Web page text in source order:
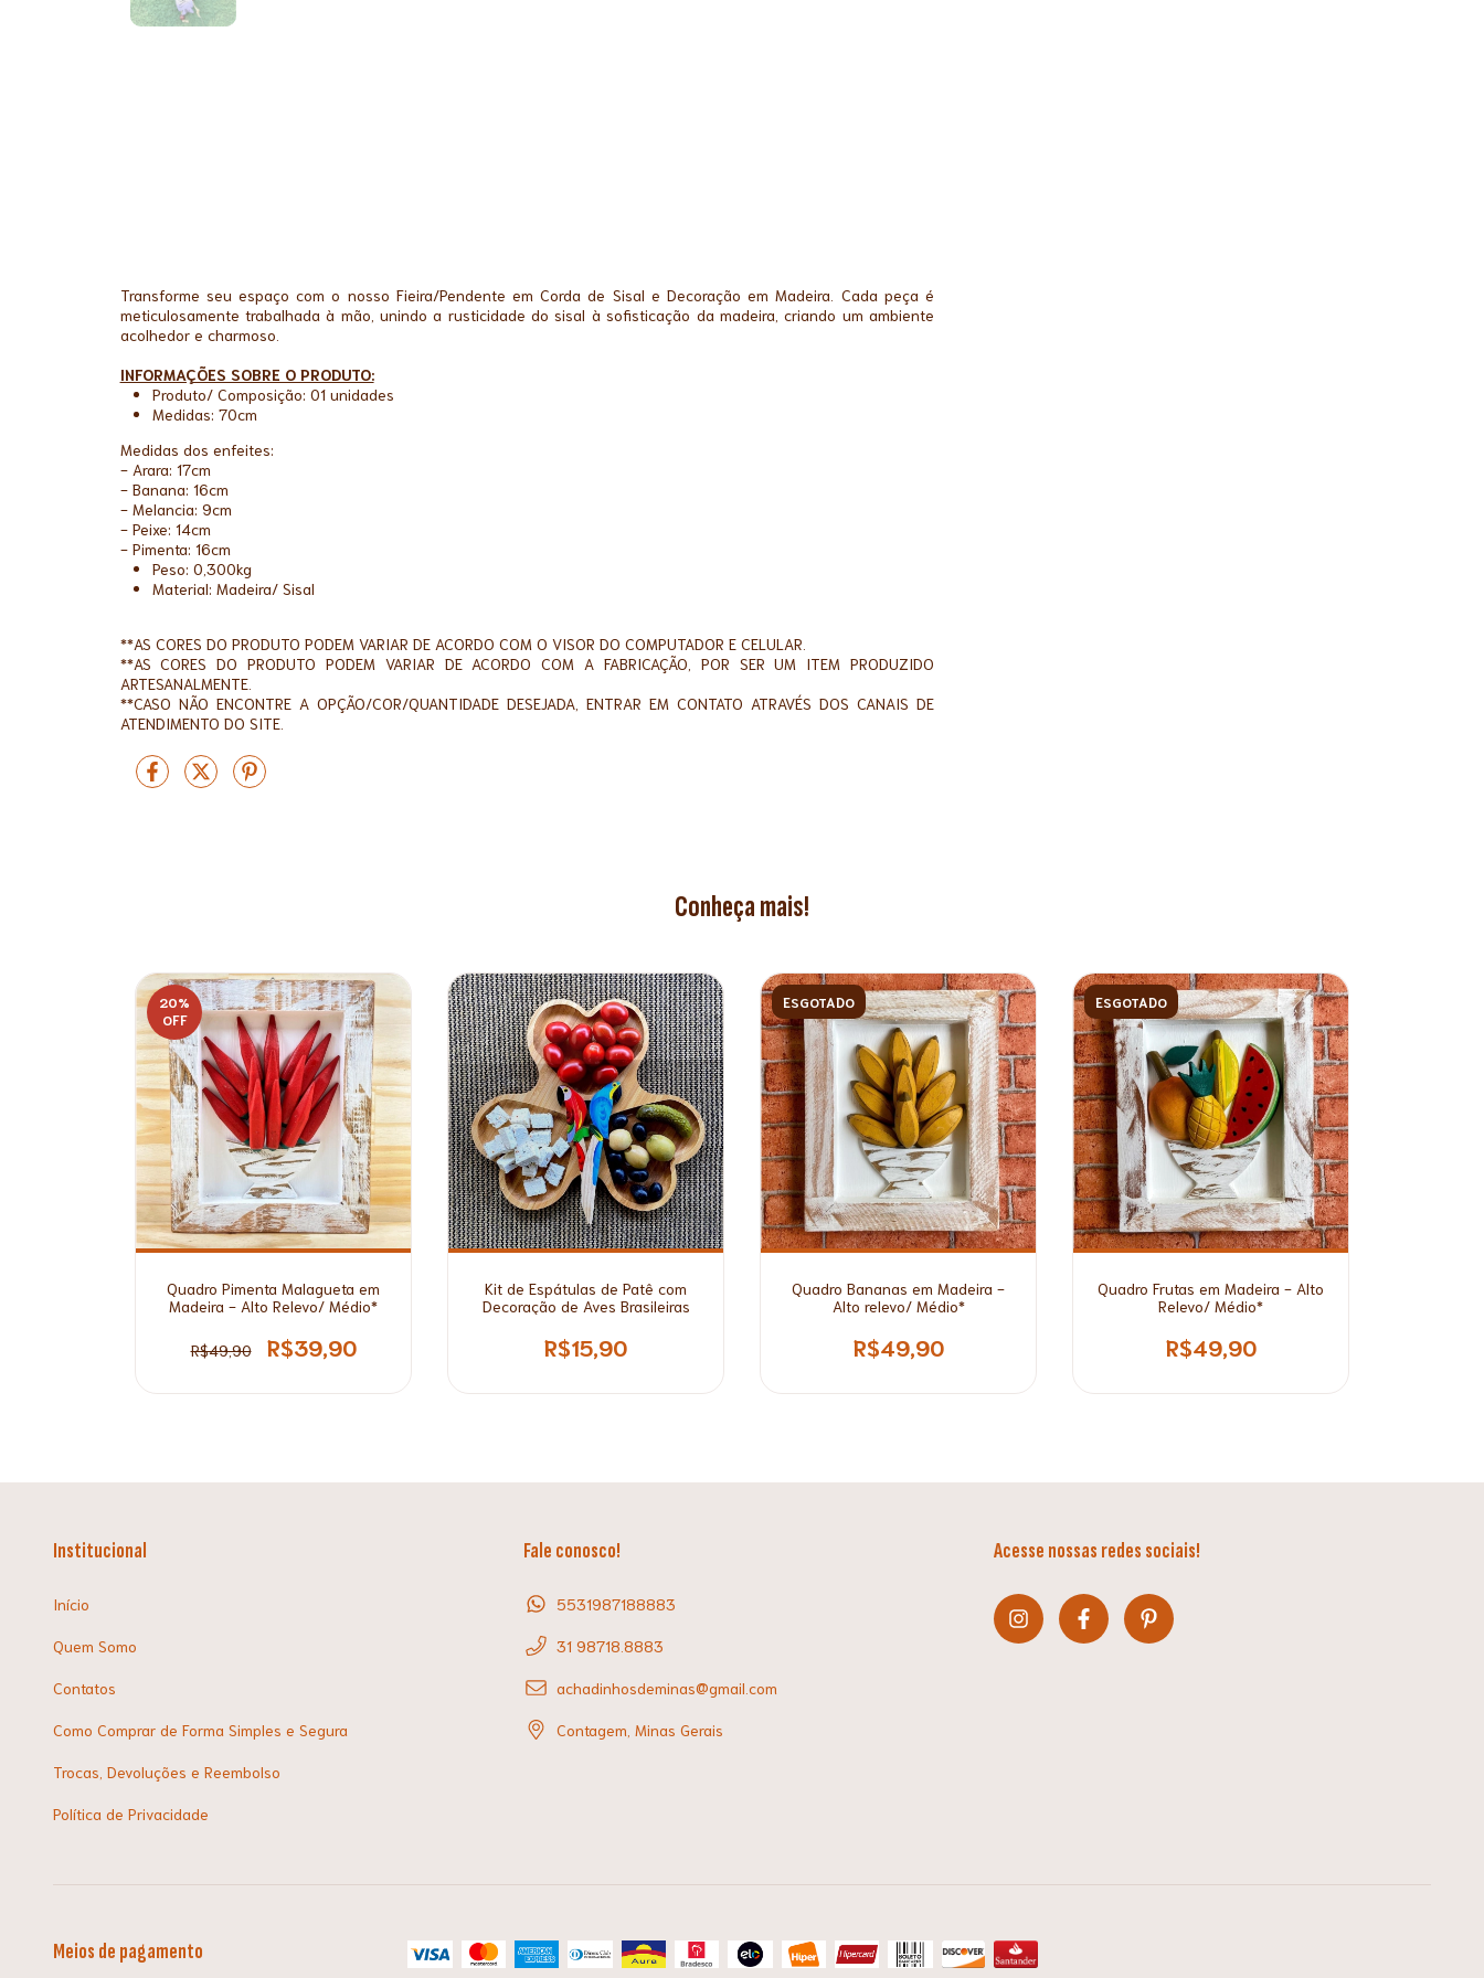
Transforme seu espaço com o nosso Fieira/Pendente em Corda de Sisal e Decoração em Madeira. Cada peça é
meticulosamente trabalhada à mão, unindo a rusticidade do sisal à sofisticação da madeira, criando um ambiente
acolhedor e charmoso.
INFORMAÇÕES SOBRE O PRODUTO:
Produto/ Composição: 01 unidades
Medidas: 70cm
Medidas dos enfeites:
- Arara: 17cm
- Banana: 16cm
- Melancia: 9cm
- Peixe: 14cm
- Pimenta: 16cm
Peso: 0,300kg
Material: Madeira/ Sisal
**AS CORES DO PRODUTO PODEM VARIAR DE ACORDO COM O VISOR DO COMPUTADOR E CELULAR.
**AS CORES DO PRODUTO PODEM VARIAR DE ACORDO COM A FABRICAÇÃO, POR SER UM ITEM PRODUZIDO
ARTESANALMENTE.
**CASO NÃO ENCONTRE A OPÇÃO/COR/QUANTIDADE DESEJADA, ENTRAR EM CONTATO ATRAVÉS DOS CANAIS DE
ATENDIMENTO DO SITE.
Conheça mais!
20%
OFF
Quadro Pimenta Malagueta em
Madeira - Alto Relevo/ Médio*
R$49,90 R$39,90
Kit de Espátulas de Patê com
Decoração de Aves Brasileiras
R$15,90
ESGOTADO
Quadro Bananas em Madeira -
Alto relevo/ Médio*
R$49,90
ESGOTADO
Quadro Frutas em Madeira - Alto
Relevo/ Médio*
R$49,90
Institucional
Início
Quem Somo
Contatos
Como Comprar de Forma Simples e Segura
Trocas, Devoluções e Reembolso
Política de Privacidade
Fale conosco!
5531987188883
31 98718.8883
achadinhosdeminas@gmail.com
Contagem, Minas Gerais
Acesse nossas redes sociais!
Meios de pagamento